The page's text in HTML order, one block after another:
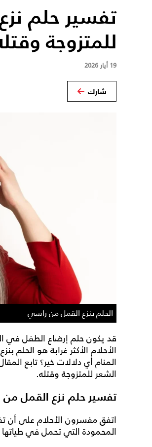
تفسير حلم
للمتزوجة
19 أيار 2026
شارك
الحلم بنزع القمل من راسي
قد يكون حلم إرضاع الطفل في
الأحلام الأكثر غرابة هو الحلم
المنام أي دلالات خير؟ تابع
الشعر للمتزوجة وقتله.
تفسير حلم نزع القمل من
اتفق مفسرون الأحلام على أن
المحمودة التي تحمل في طياتها